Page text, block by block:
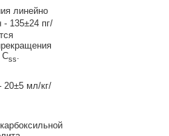
линейно
- 135±24 пг/
Css.
20±5 мл/кг/